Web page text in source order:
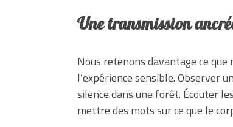
Une transmission
Nous retenons davantage ce
l’expérience sensible. Observer
silence dans une forêt. Écouter
mettre des mots sur ce que le